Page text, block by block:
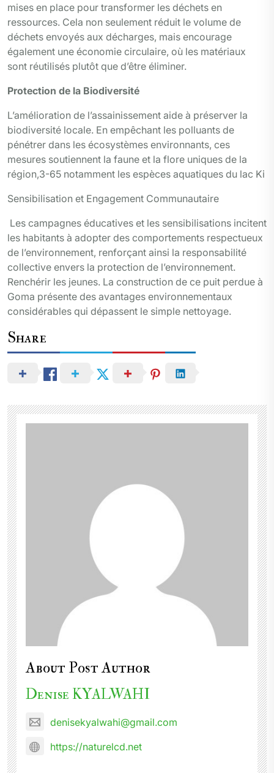
mises en place pour transformer les déchets en
ressources. Cela non seulement réduit le volume de
déchets envoyés aux décharges, mais encourage
également une économie circulaire, où les matériaux
sont réutilisés plutôt que d’être éliminer.
Protection de la Biodiversité
L’amélioration de l’assainissement aide à préserver la
biodiversité locale. En empêchant les polluants de
pénétrer dans les écosystèmes environnants, ces
mesures soutiennent la faune et la flore uniques de la
région,3-65 notamment les espèces aquatiques du lac Ki
Sensibilisation et Engagement Communautaire
Les campagnes éducatives et les sensibilisations incitent
les habitants à adopter des comportements respectueux
de l’environnement, renforçant ainsi la responsabilité
collective envers la protection de l’environnement.
Renchérir les jeunes. La construction de ce puit perdue à
Goma présente des avantages environnementaux
considérables qui dépassent le simple nettoyage.
Share
About Post Author
Denise KYALWAHI
denisekyalwahi@gmail.com
https://naturelcd.net